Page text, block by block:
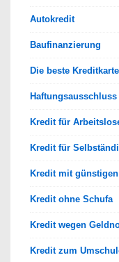
Autokredit
Baufinanzierung
Die beste
Haftungsausschluss
Kredit für
Kredit für
Kredit mit
Kredit ohne Schufa
Kredit wegen
Kredit zum